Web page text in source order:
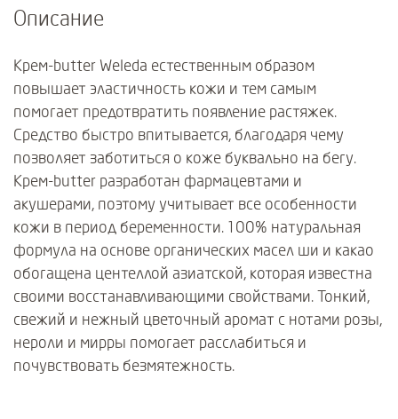
Описание
Крем-butter Weleda естественным образом
повышает эластичность кожи и тем самым
помогает предотвратить появление растяжек.
Средство быстро впитывается, благодаря чему
позволяет заботиться о коже буквально на бегу.
Крем-butter разработан фармацевтами и
акушерами, поэтому учитывает все особенности
кожи в период беременности. 100% натуральная
формула на основе органических масел ши и какао
обогащена центеллой азиатской, которая известна
своими восстанавливающими свойствами. Тонкий,
свежий и нежный цветочный аромат с нотами розы,
нероли и мирры помогает расслабиться и
почувствовать безмятежность.